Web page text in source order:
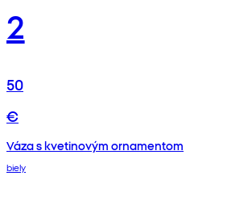
2
50
€
Váza s kvetinovým ornamentom
biely